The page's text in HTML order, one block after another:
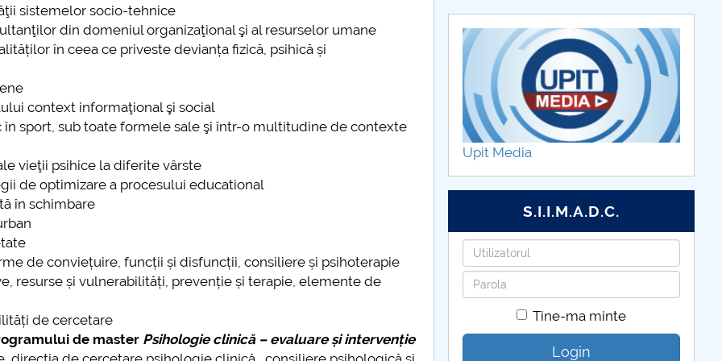
sistemelor socio-tehnice
din domeniul organizaţional şi al resurselor umane
în ceea ce priveste devianța fizică, psihică și
context informaţional şi social
sport, sub toate formele sale şi într-o multitudine de contexte
vieţii psihice la diferite vârste
de optimizare a procesului educational
în schimbare
de conviețuire, funcții și disfuncții, consiliere și psihoterapie
resurse și vulnerabilități, prevenție și terapie, elemente de
de cercetare
de master Psihologie clinică – evaluare și intervenție
Upit Media
S.I.I.M.A.D.C.
Utilizatorul
Parola
Tine-ma minte
Login